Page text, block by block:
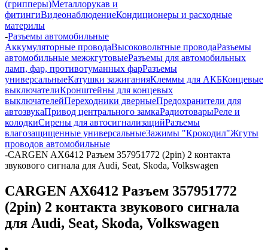
(грипперы)Металлорукав и
фитингиВидеонаблюдениеКондиционеры и расходные
материлы
-Разъемы автомобильные
Аккумуляторные проводаВысоковольтные проводаРазъемы
автомобильные межжгутовыеРазъемы для автомобильных
ламп, фар, противотуманных фарРазъемы
универсальныеКатушки зажиганияКлеммы для АКБКонцевые
выключателиКронштейны для концевых
выключателейПереходники дверныеПредохранители для
автозвукаПривод центрального замкаРадиотоварыРеле и
колодкиСирены для автосигнализацийРазъемы
влагозащищенные универсальныеЗажимы "Крокодил"Жгуты
проводов автомобильные
-CARGEN AX6412 Разъем 357951772 (2pin) 2 контакта
звукового сигнала для Audi, Seat, Skoda, Volkswagen
CARGEN AX6412 Разъем 357951772
(2pin) 2 контакта звукового сигнала
для Audi, Seat, Skoda, Volkswagen